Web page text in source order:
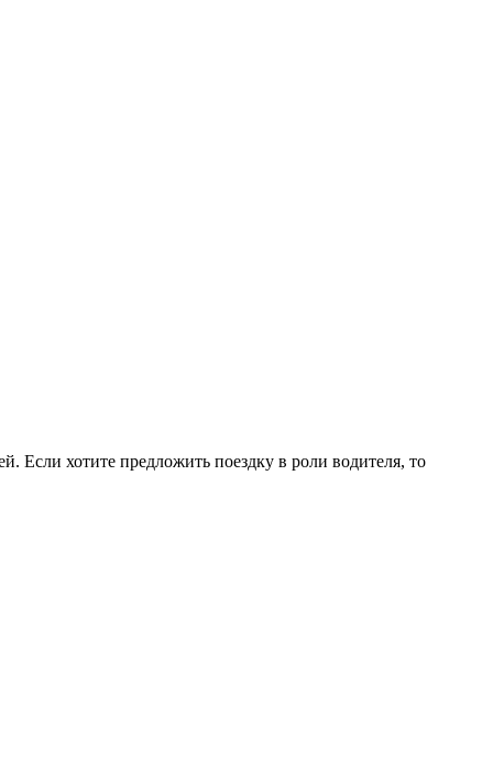
хотите предложить поездку в роли водителя, то